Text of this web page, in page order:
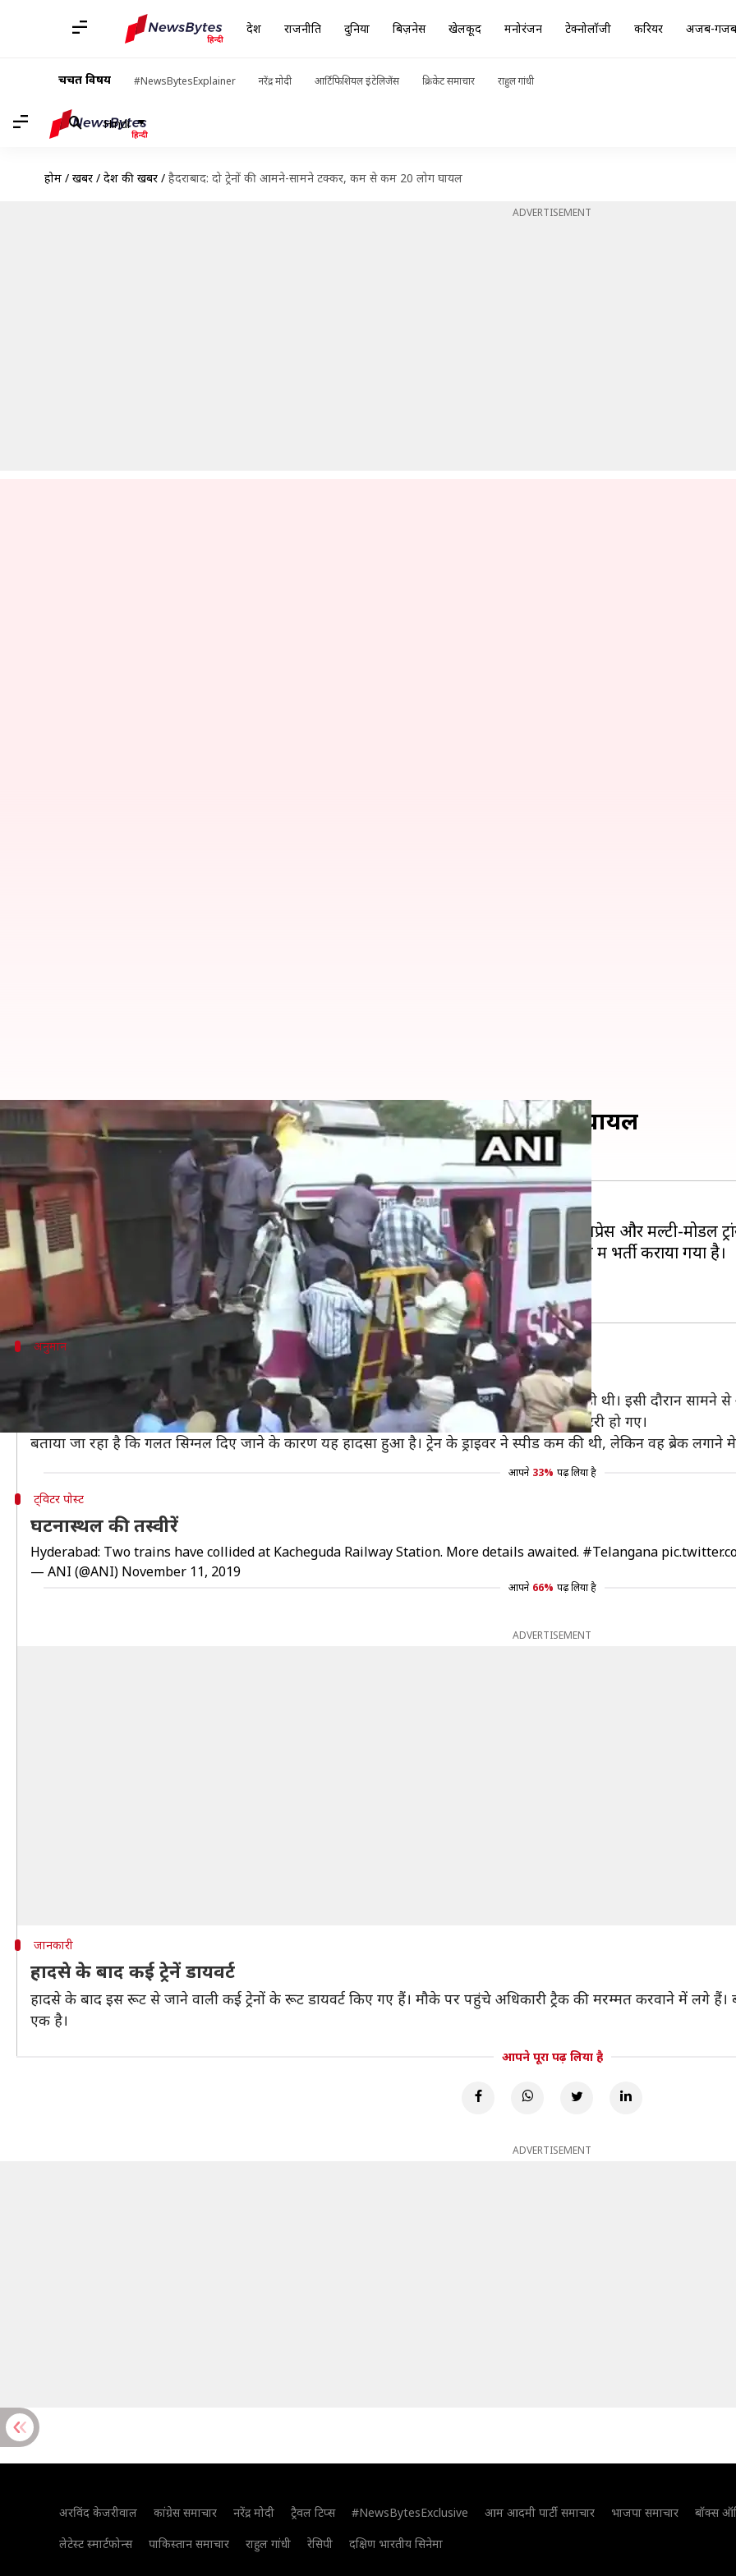
देश राजनीति दुनिया बिज़नेस खेलकूद मनोरंजन टेक्नोलॉजी करियर अजब-गजब
चर्चित विषय #NewsBytesExplainer नरेंद्र मोदी आर्टिफिशियल इंटेलिजेंस क्रिकेट समाचार राहुल गांधी
Hindi
होम / खबरें / देश की खबरें / हैदराबाद: दो ट्रेनों की आमने-सामने टक्कर, कम से कम 20 लोग घायल
ADVERTISEMENT
हैदराबाद: दो ट्रेनों की आमने-सामने टक्कर, कम से कम 20 लोग घायल
01:31 pm
क्या है खबर?
हैदराबाद में एक भीषण रेल हादसा हुआ है। सोमवार सुबह यहां के काचेगुडा स्टेशन के पास एक एक्सप्रेस और मल्टी-मोडल
इस हादसे में कम से कम 20 लोगों के घायल होने की खबर है। घायल यात्रियों को नजदीकी अस्पताल में भर्ती कराया गया है।
हादसे के बाद रेलवे और प्रशासनिक अधिकारी मौके पर पहुंचकर राहत अभियान चला रहे हैं।
अनुमान
गलत सिग्नल मिलने के कारण हुआ हादसा
समाचार एजेंसी ANI के मुताबिक, करनूल सिटी-सिकंदराबाद हुंडरी एक्सप्रेस काचेगुड़ा रेलवे स्टेशन पर खड़ी थी। इसी दौरान सामने
आमने-सामने हुई इस टक्कर से लिंगमपलि-फलकनुमा ट्रेन के तीन डिब्बे और एक्सप्रेस ट्रेन के चार डिब्बे बेपटरी हो गए।
बताया जा रहा है कि गलत सिग्नल दिए जाने के कारण यह हादसा हुआ है। ट्रेन के ड्राइवर ने स्पीड कम की थी, लेकिन वह ब्रेक लगाने
आपने 33% पढ़ लिया है
ट्विटर पोस्ट
घटनास्थल की तस्वीरें
Hyderabad: Two trains have collided at Kacheguda Railway Station. More details awaited. #Telangana
— ANI (@ANI) November 11, 2019
आपने 66% पढ़ लिया है
ADVERTISEMENT
जानकारी
हादसे के बाद कई ट्रेनें डायवर्ट
हादसे के बाद इस रूट से जाने वाली कई ट्रेनों के रूट डायवर्ट किए गए हैं। मौके पर पहुंचे अधिकारी ट्रैक की मरम्मत करवाने में लगे
एक है।
आपने पूरा पढ़ लिया है
ADVERTISEMENT
अरविंद केजरीवाल कांग्रेस समाचार नरेंद्र मोदी ट्रैवल टिप्स #NewsBytesExclusive आम आदमी पार्टी समाचार भाजपा समाचार बॉक्स
लेटेस्ट स्मार्टफोन्स
पाकिस्तान समाचार राहुल गांधी रेसिपी दक्षिण भारतीय सिनेमा